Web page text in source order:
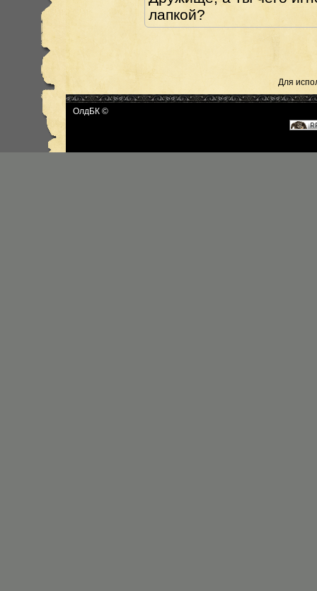
лапкой?
Для
ОлдБК ©